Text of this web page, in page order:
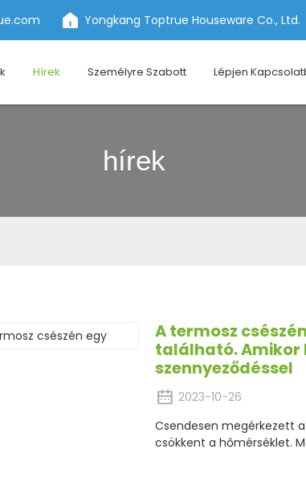
Yongkang Toptrue Houseware Co., Ltd.
Hírek Személyre Szabott Lépjen
hírek
A termosz
található. Amikor
szennyeződéssel
2023-10-26
Csendesen megérkezett
csökkent a hőmérséklet.